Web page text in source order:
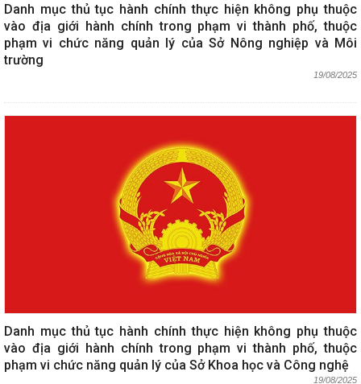
Danh mục thủ tục hành chính thực hiện không phụ thuộc
vào địa giới hành chính trong phạm vi thành phố, thuộc
phạm vi chức năng quản lý của Sở Nông nghiệp và Môi
trường
19/08/2025
Danh mục thủ tục hành chính thực hiện không phụ thuộc
vào địa giới hành chính trong phạm vi thành phố, thuộc
phạm vi chức năng quản lý của Sở Khoa học và Công nghệ
19/08/2025